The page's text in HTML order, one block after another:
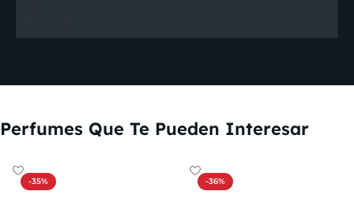
Perfumes Que Te Pueden Interesar
-35% -36%